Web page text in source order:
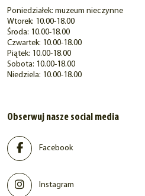
Poniedziałek: muzeum nieczynne
Wtorek: 10.00-18.00
Środa: 10.00-18.00
Czwartek: 10.00-18.00
Piątek: 10.00-18.00
Sobota: 10.00-18.00
Niedziela: 10.00-18.00
Obserwuj nasze social media
Facebook
Instagram